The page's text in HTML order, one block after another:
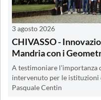
3 agosto 2026
CHIVASSO -
Mandria con i
A testimoniare l'importanza
intervenuto per le istituzioni
Pasquale Centin